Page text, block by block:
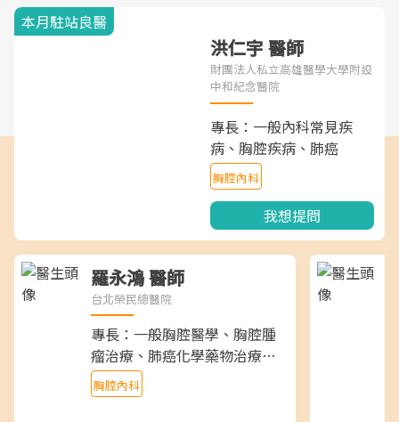
本月駐站良醫
洪仁宇 醫師
財團法人私立高雄醫學大學附設
中和紀念醫院
專長：一般內科常見疾
病、胸腔疾病、肺癌
胸腔內科
我想提問
羅永鴻 醫師
台北榮民總醫院
專長：一般胸腔醫學、胸腔腫
瘤治療、肺癌化學藥物治療、
標靶治療、免疫治療
胸腔內科